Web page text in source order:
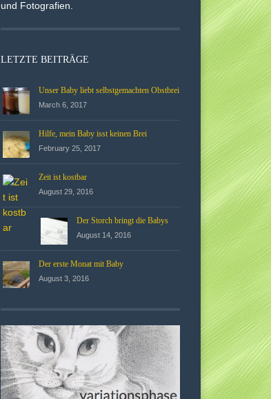
und Fotografien.
LETZTE BEITRÄGE
Unser Baby liebt selbstgemachten Obstbrei
March 6, 2017
Hilfe, mein Baby isst keinen Brei
February 25, 2017
Zeit ist kostbar
August 29, 2016
Der Storch bringt die Babys
August 14, 2016
Der erste Monat mit Baby
August 3, 2016